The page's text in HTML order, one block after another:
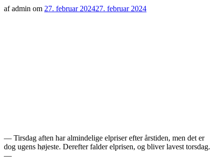
af admin om 27. februar 202427. februar 2024
— Tirsdag aften har almindelige elpriser efter årstiden, men det er
dog ugens højeste. Derefter falder elprisen, og bliver lavest torsdag.
—